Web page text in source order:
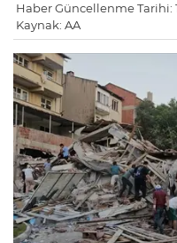
Haber Güncellenme Tarihi:
Kaynak: AA